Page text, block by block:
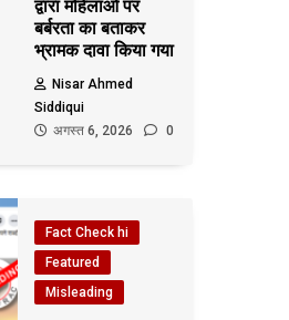
द्वारा महिलाओं पर
बर्बरता का बताकर
भ्रामक दावा किया गया
Nisar Ahmed
Siddiqui
अगस्त 6, 2026
0
Fact Check hi
Featured
Misleading